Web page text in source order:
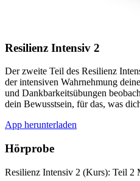
Resilienz Intensiv 2
Der zweite Teil des Resilienz
der intensiven Wahrnehmung
und Dankbarkeitsübungen
dein Bewusstsein, für das, was
App herunterladen
Hörprobe
Resilienz Intensiv 2 (Kurs): Teil 2